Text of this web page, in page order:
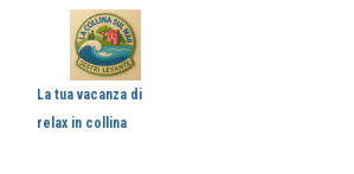
La tua vacanza di relax in collina